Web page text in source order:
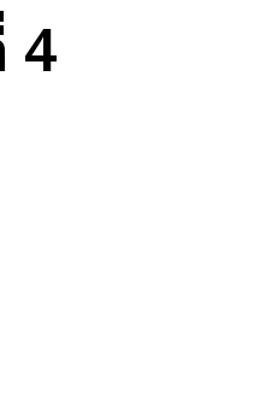
4